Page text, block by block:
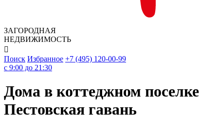
ЗАГОРОДНАЯ
НЕДВИЖИМОСТЬ

Поиск Избранное +7 (495) 120-00-99
c 9:00 до 21:30
Дома в коттеджном поселке
Пестовская гавань